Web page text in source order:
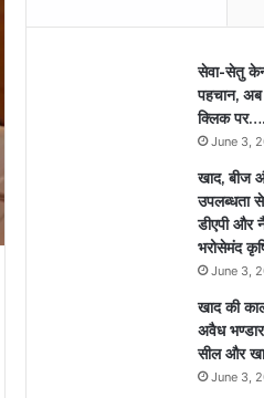
सेवा-सेतु
पहचान,
क्लिक
June 3,
खाद, बीज
उपलब्धता
डीएपी और
भरोसेमंद
June 3,
खाद की
अवैध
सील और
June 3,